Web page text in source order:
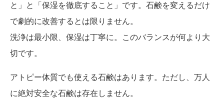
と」と「保湿を徹底すること」です。石鹸を変えるだけ
で劇的に改善するとは限りません。
洗浄は最小限、保湿は丁寧に。このバランスが何より大
切です。
アトピー体質でも使える石鹸はあります。ただし、万人
に絶対安全な石鹸は存在しません。